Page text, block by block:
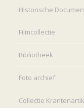
Historische
Filmcollectie
Bibliotheek
Foto archief
Collectie